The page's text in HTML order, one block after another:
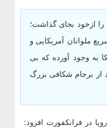
ازخود بجای گذاشت؛
ملوانان آمریکایی و
به وجود آورده که بی
بعد از برجام شکافی بزرگ
در فرانکفورت افزود: